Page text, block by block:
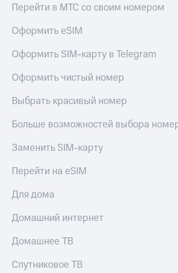
Перейти в МТС со своим номером
Оформить eSIM
Оформить SIM-карту в Telegram
Оформить чистый номер
Выбрать красивый номер
Больше возможностей выбора
Заменить SIM-карту
Перейти на eSIM
Для дома
Домашний интернет
Домашнее ТВ
Спутниковое ТВ